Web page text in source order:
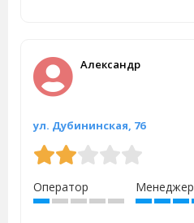
Александр
ул. Дубининская, 76
Оператор Менеджер